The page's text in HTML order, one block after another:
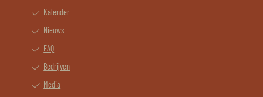
Kalender
Nieuws
FAQ
Bedrijven
Media